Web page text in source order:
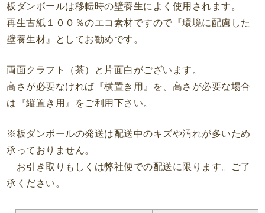
板ダンボールは移転時の壁養生によく使用されます。
再生古紙１００％のエコ素材ですので『環境に配慮した
壁養生材』としてお勧めです。
両面クラフト（茶）と片面白がございます。
高さが必要なければ『横置き用』を、高さが必要な場合
は『縦置き用』をご利用下さい。
※板ダンボールの発送は配送中のキズや汚れが多いため
承っておりません。
お引き取りもしくは弊社便での配送に限ります。ご了
承ください。